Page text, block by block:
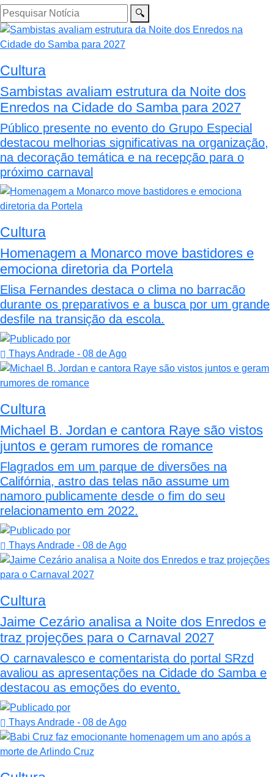
🔍
Cultura
Sambistas avaliam estrutura da Noite dos
Enredos na Cidade do Samba para 2027
Público presente no evento do Grupo Especial
destacou melhorias significativas na organização,
na decoração temática e na recepção para o
próximo carnaval
Cultura
Homenagem a Monarco move bastidores e
emociona diretoria da Portela
Elisa Fernandes destaca o clima no barracão
durante os preparativos e a busca por um grande
desfile na transição da escola.
Thays Andrade - 08 de Ago
Cultura
Michael B. Jordan e cantora Raye são vistos
juntos e geram rumores de romance
Flagrados em um parque de diversões na
Califórnia, astro das telas não assume um
namoro publicamente desde o fim do seu
relacionamento em 2022.
Thays Andrade - 08 de Ago
Cultura
Jaime Cezário analisa a Noite dos Enredos e
traz projeções para o Carnaval 2027
O carnavalesco e comentarista do portal SRzd
avaliou as apresentações na Cidade do Samba e
destacou as emoções do evento.
Thays Andrade - 08 de Ago